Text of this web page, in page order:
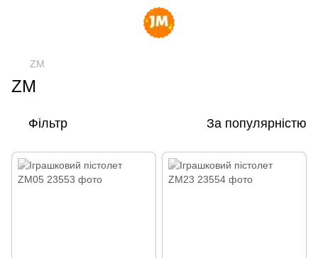
ZM
ZM
Фільтр За популярністю